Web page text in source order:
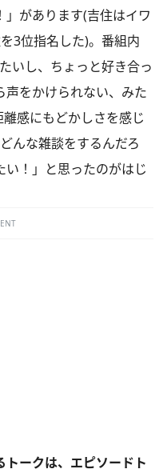
があります(吉住はイワ
3位指名した)。番組内
いし、ちょっと好き合っ
声をかけられない、みた
感にもどかしさを感じ
んな雑談をするんだろ
！」と思ったのがはじ
ークは、エピソードト